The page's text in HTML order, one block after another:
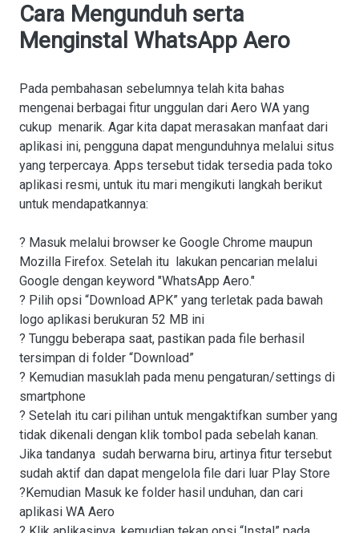
Cara Mengunduh serta
Menginstal WhatsApp Aero
Pada pembahasan sebelumnya telah kita bahas
mengenai berbagai fitur unggulan dari Aero WA yang
cukup menarik. Agar kita dapat merasakan manfaat dari
aplikasi ini, pengguna dapat mengunduhnya melalui situs
yang terpercaya. Apps tersebut tidak tersedia pada toko
aplikasi resmi, untuk itu mari mengikuti langkah berikut
untuk mendapatkannya:
? Masuk melalui browser ke Google Chrome maupun
Mozilla Firefox. Setelah itu lakukan pencarian melalui
Google dengan keyword "WhatsApp Aero."
? Pilih opsi “Download APK” yang terletak pada bawah
logo aplikasi berukuran 52 MB ini
? Tunggu beberapa saat, pastikan pada file berhasil
tersimpan di folder “Download”
? Kemudian masuklah pada menu pengaturan/settings di
smartphone
? Setelah itu cari pilihan untuk mengaktifkan sumber yang
tidak dikenali dengan klik tombol pada sebelah kanan.
Jika tandanya sudah berwarna biru, artinya fitur tersebut
sudah aktif dan dapat mengelola file dari luar Play Store
?Kemudian Masuk ke folder hasil unduhan, dan cari
aplikasi WA Aero